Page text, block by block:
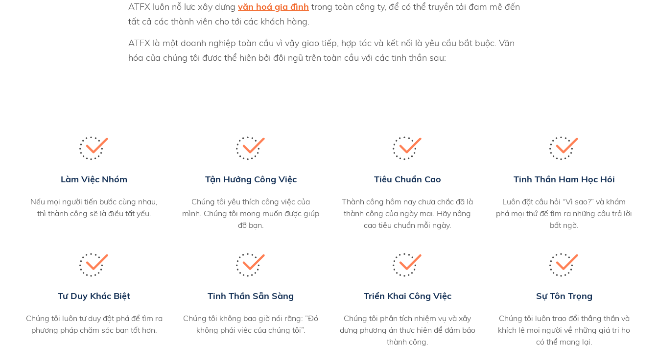
ATFX luôn nỗ lực xây dựng văn hoá gia đình trong toàn công ty, để có thể truyền tải đam mê đến
tất cả các thành viên cho tới các khách hàng.
ATFX là một doanh nghiệp toàn cầu vì vậy giao tiếp, hợp tác và kết nối là yêu cầu bắt buộc. Văn
hóa của chúng tôi được thể hiện bởi đội ngũ trên toàn cầu với các tinh thần sau:
Làm Việc Nhóm
Nếu mọi người tiến bước cùng nhau,
thì thành công sẽ là điều tất yếu.
Tận Hưởng Công Việc
Chúng tôi yêu thích công việc của
mình. Chúng tôi mong muốn được giúp
đỡ bạn.
Tiêu Chuẩn Cao
Thành công hôm nay chưa chắc đã là
thành công của ngày mai. Hãy nâng
cao tiêu chuẩn mỗi ngày.
Tinh Thần Ham Học Hỏi
Luôn đặt câu hỏi “Vì sao?” và khám
phá mọi thứ để tìm ra những câu trả lời
bất ngờ.
Tư Duy Khác Biệt
Chúng tôi luôn tư duy đột phá để tìm ra
phương pháp chăm sóc bạn tốt hơn.
Tinh Thần Sẵn Sàng
Chúng tôi không bao giờ nói rằng: ”Đó
không phải việc của chúng tôi”.
Triển Khai Công Việc
Chúng tôi phân tích nhiệm vụ và xây
dựng phương án thực hiện để đảm bảo
thành công.
Sự Tôn Trọng
Chúng tôi luôn trao đổi thẳng thắn và
khích lệ mọi người về những giá trị họ
có thể mang lại.